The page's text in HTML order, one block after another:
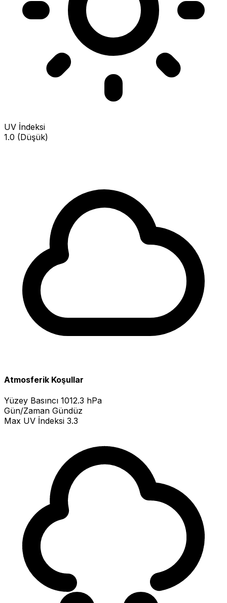
UV İndeksi
1.0 (Düşük)
Atmosferik Koşullar
Yüzey Basıncı 1012.3 hPa
Gün/Zaman Gündüz
Max UV İndeksi 3.3